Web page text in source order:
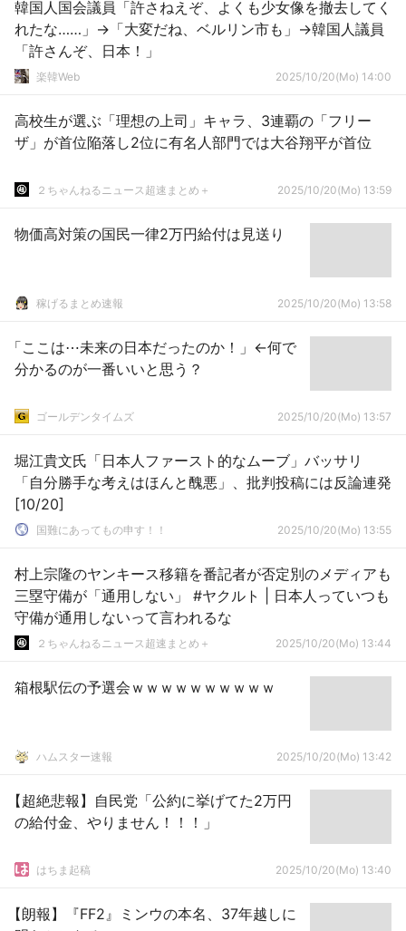
韓国人国会議員「許さねえぞ、よくも少女像を撤去してく
れたな……」→「大変だね、ベルリン市も」→韓国人議員
「許さんぞ、日本！」
楽韓Web 2025/10/20(Mo) 14:00
高校生が選ぶ「理想の上司」キャラ、3連覇の「フリー
ザ」が首位陥落し2位に有名人部門では大谷翔平が首位
２ちゃんねるニュース超速まとめ＋ 2025/10/20(Mo) 13:59
物価高対策の国民一律2万円給付は見送り
稼げるまとめ速報 2025/10/20(Mo) 13:58
「ここは⋯未来の日本だったのか！」←何で
分かるのが一番いいと思う？
ゴールデンタイムズ 2025/10/20(Mo) 13:57
堀江貴文氏「日本人ファースト的なムーブ」バッサリ
「自分勝手な考えはほんと醜悪」、批判投稿には反論連発
[10/20]
国難にあってもの申す！！ 2025/10/20(Mo) 13:55
村上宗隆のヤンキース移籍を番記者が否定別のメディアも
三塁守備が「通用しない」 #ヤクルト | 日本人っていつも
守備が通用しないって言われるな
２ちゃんねるニュース超速まとめ＋ 2025/10/20(Mo) 13:44
箱根駅伝の予選会ｗｗｗｗｗｗｗｗｗｗ
ハムスター速報 2025/10/20(Mo) 13:42
【超絶悲報】自民党「公約に挙げてた2万円
の給付金、やりません！！！」
はちま起稿 2025/10/20(Mo) 13:40
【朗報】『FF2』ミンウの本名、37年越しに